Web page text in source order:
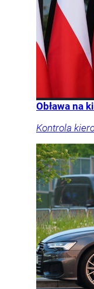
Obława na
Kontrola